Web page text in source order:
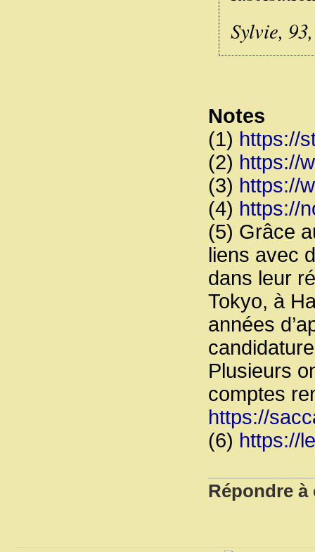
Sylvie,
Notes
(1) https://
(2) https://
(3) https://
(4) https://
(5) Grâce
liens avec
dans leur
Tokyo, à
années
Plusieurs
comptes
https://
(6) https://
Répondre à